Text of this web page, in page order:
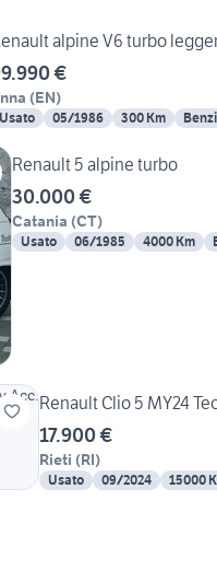
alpine V6 turbo
€
(EN)
Usato 05/1986 300 Km
Renault 5 alpine turbo
30.000 €
Catania (CT)
Usato 06/1985 4000 Km
Renault Clio 5 MY24
17.900 €
Rieti (RI)
Usato 09/2024 15000